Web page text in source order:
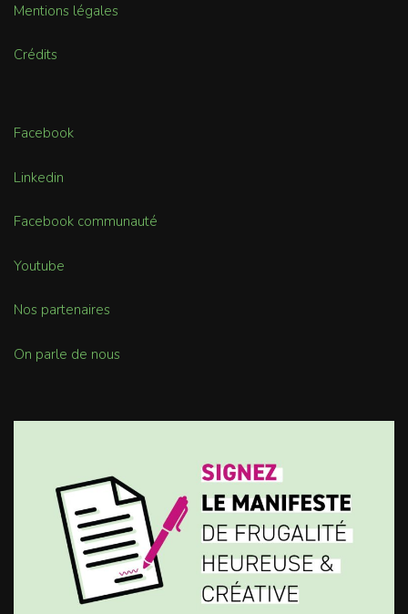
Mentions légales
Crédits
Facebook
Linkedin
Facebook communauté
Youtube
Nos partenaires
On parle de nous